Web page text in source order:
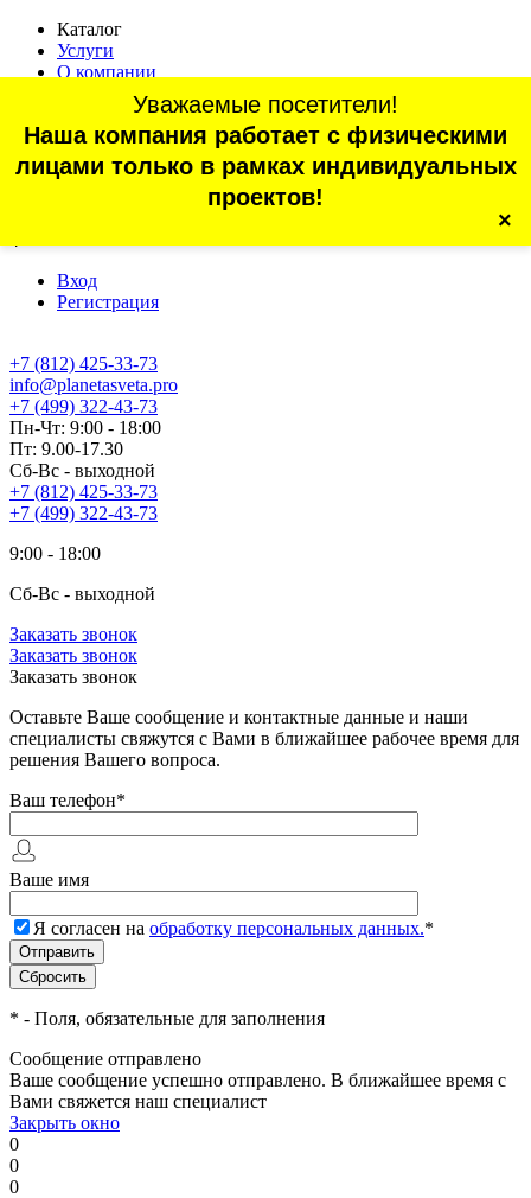
Каталог
Услуги
О компании
Статьи
Контакты
Отзывы
г. Санкт-Петербург, проспект Обуховской Обороны, 70, корп.
Вход
Регистрация
+7 (812) 425-33-73
Уважаемые посетители!
Наша компания работает с физическими
лицами только в рамках индивидуальных
проектов!
×
info@planetasveta.pro
+7 (499) 322-43-73
Пн-Чт: 9:00 - 18:00
Пт: 9.00-17.30
Сб-Вс - выходной
+7 (812) 425-33-73
+7 (499) 322-43-73
9:00 - 18:00
Сб-Вс - выходной
Заказать звонок
Заказать звонок
Заказать звонок
Оставьте Ваше сообщение и контактные данные и наши
специалисты свяжутся с Вами в ближайшее рабочее время для
решения Вашего вопроса.
Ваш телефон*
Ваше имя
Я согласен на обработку персональных данных.*
* - Поля, обязательные для заполнения
Сообщение отправлено
Ваше сообщение успешно отправлено. В ближайшее время с
Вами свяжется наш специалист
Закрыть окно
0
0
0